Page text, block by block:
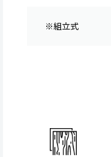
※組立式